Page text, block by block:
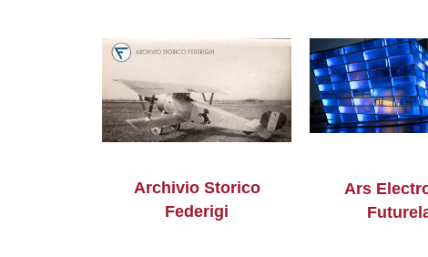
Archivio Storico
Federigi
Ars